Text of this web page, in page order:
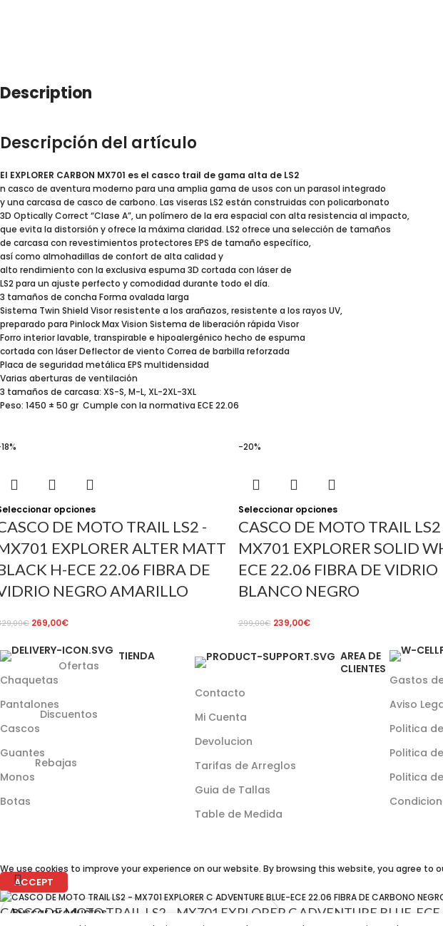
Description
Descripción del artículo
El EXPLORER CARBON MX701 es el casco trail de gama alta de LS2
n casco de aventura moderno para una amplia gama de usos con un parasol integrado
y una carcasa de casco de carbono. Las viseras LS2 están construidas con policarbonato
3D Optically Correct “Clase A”, un polímero de la era espacial con alta resistencia al impacto,
que evita la distorsión y ofrece la máxima claridad. LS2 ofrece una selección de tamaños
de carcasa con revestimientos protectores EPS de tamaño específico,
así como almohadillas de confort de alta calidad y
alto rendimiento con la exclusiva espuma 3D cortada con láser de
LS2 para un ajuste perfecto y comodidad durante todo el día.
3 tamaños de concha Forma ovalada larga
Sistema Twin Shield Visor resistente a los arañazos, resistente a los rayos UV,
preparado para Pinlock Max Vision Sistema de liberación rápida Visor
Forro interior lavable, transpirable e hipoalergénico hecho de espuma
cortada con láser Deflector de viento Correa de barbilla reforzada
Placa de seguridad metálica EPS multidensidad
Varias aberturas de ventilación
3 tamaños de carcasa: XS-S, M-L, XL-2XL-3XL
Peso: 1450 ± 50 gr Cumple con la normativa ECE 22.06
opciones
DE MOTO TRAIL LS2 -
EXPLORER ALTER MATT
H-ECE 22.06 FIBRA DE
NEGRO AMARILLO
€ 269,00€
-20%
Seleccionar opciones
CASCO DE MOTO TRAIL LS2
MX701 EXPLORER SOLID
ECE 22.06 FIBRA DE VIDRIO
BLANCO NEGRO
299,00€ 239,00€
TIENDA
Chaquetas
Ofertas
Pantalones
Cascos
Discuentos
Guantes
Monos
Rebajas
Botas
AREA DE
CLIENTES
Contacto
Mi Cuenta
Devolucion
Tarifas de Arreglos
Guia de Tallas
Table de Medida
Gastos
Aviso
Politica
Politica
Politica
We use cookies to improve your experience on our website. By browsing this website, you agree to
ACCEPT
CASCO DE MOTO TRAIL LS2 – MX701 EXPLORER C ADVENTURE BLUE-